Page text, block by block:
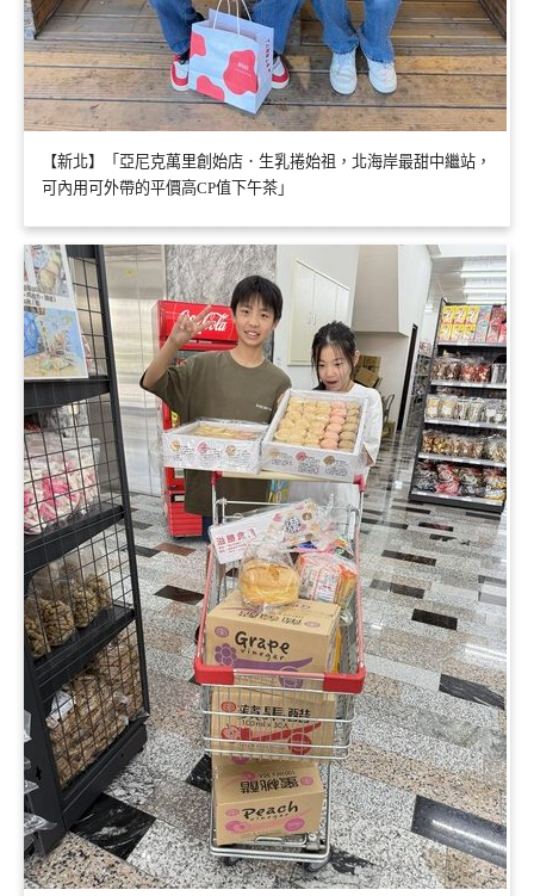
【新北】「亞尼克萬里創始店．生乳捲始祖，北海岸最甜中繼站，
可內用可外帶的平價高CP值下午茶」